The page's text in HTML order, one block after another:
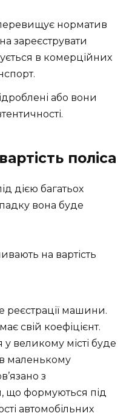
норматив
зареєструвати
в комерційних
або вони
поліса
дією багатьох
вона буде
на вартість
реєстрації машини.
свій коефіцієнт.
у великому місті буде
маленькому
з
формуються під
автомобільних